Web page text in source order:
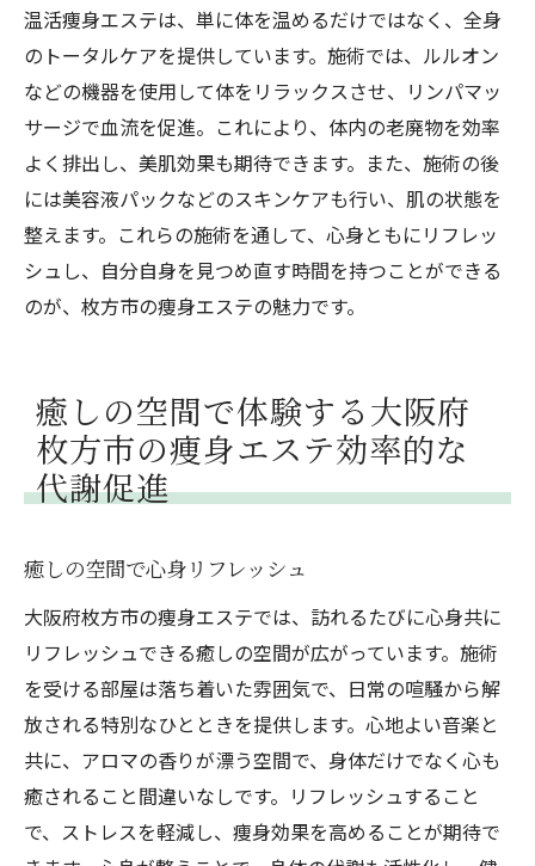
温活痩身エステは、単に体を温めるだけではなく、全身
のトータルケアを提供しています。施術では、ルルオン
などの機器を使用して体をリラックスさせ、リンパマッ
サージで血流を促進。これにより、体内の老廃物を効率
よく排出し、美肌効果も期待できます。また、施術の後
には美容液パックなどのスキンケアも行い、肌の状態を
整えます。これらの施術を通して、心身ともにリフレッ
シュし、自分自身を見つめ直す時間を持つことができる
のが、枚方市の痩身エステの魅力です。
癒しの空間で体験する大阪府
枚方市の痩身エステ効率的な
代謝促進
癒しの空間で心身リフレッシュ
大阪府枚方市の痩身エステでは、訪れるたびに心身共に
リフレッシュできる癒しの空間が広がっています。施術
を受ける部屋は落ち着いた雰囲気で、日常の喧騒から解
放される特別なひとときを提供します。心地よい音楽と
共に、アロマの香りが漂う空間で、身体だけでなく心も
癒されること間違いなしです。リフレッシュすること
で、ストレスを軽減し、痩身効果を高めることが期待で